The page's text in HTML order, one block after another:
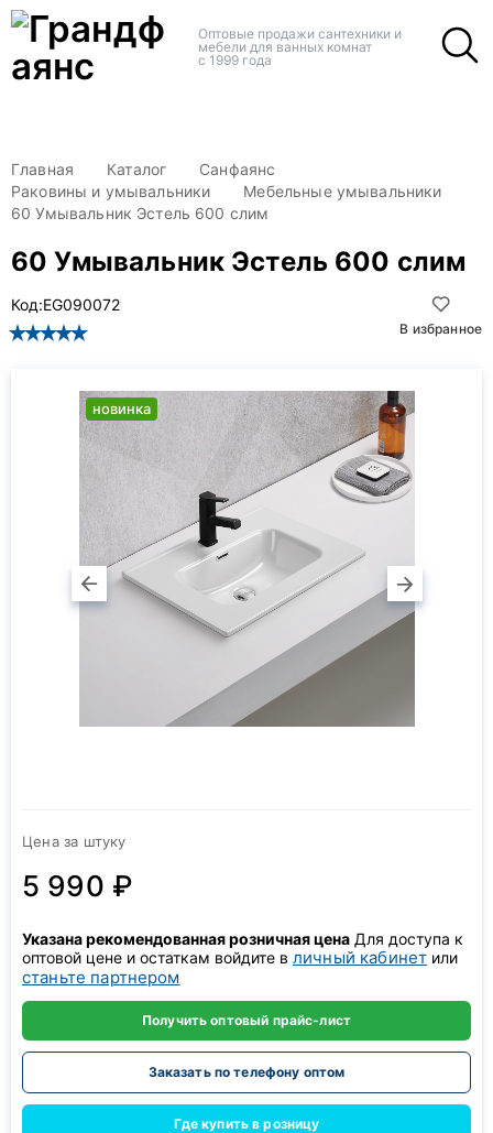
Оптовые продажи сантехники и
мебели для ванных комнат
с 1999 года
Главная Каталог
Санфаянс
Раковины и умывальники
Мебельные умывальники
60 Умывальник Эстель 600 слим
60 Умывальник Эстель 600 слим
В избранное
Код:EG090072
новинка
Цена за штуку
5 990 ₽
Указана рекомендованная розничная цена Для доступа к
оптовой цене и остаткам войдите в личный кабинет или
станьте партнером
Получить оптовый прайс-лист
Заказать по телефону оптом
Где купить в розницу